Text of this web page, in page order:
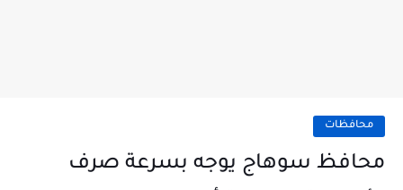
محافظات
محافظ سوهاج يوجه بسرعة صرف